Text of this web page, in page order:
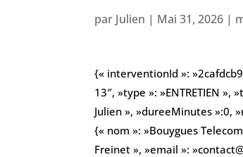
par Julien | Mai 31, 2026 |
{« interventionId »:
13″, »type »: »ENTRETIEN »,
Julien », »dureeMinutes »:0,
{« nom »: »Bouygues
Freinet », »email »: